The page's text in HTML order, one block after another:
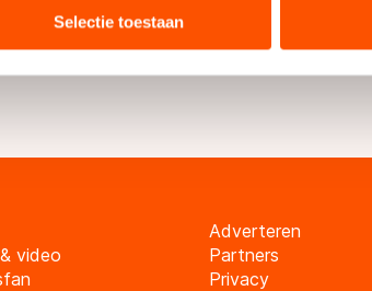
gegevens die u aan hen heeft verstrekt of
doorgeven aan landen buiten de EU,
GDPR. Door op ‘Toestaan’ te klikken, stemt
Selectie toestaan
ook zien bia Menu -> Videotheek
video
Adverteren
Partners
Privacy